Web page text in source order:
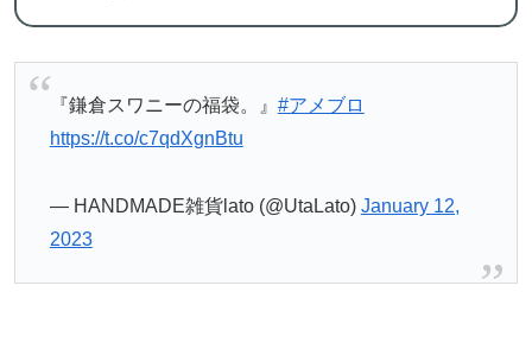
『鎌倉スワニーの福袋。』 #アメブロ
https://t.co/c7qdXgnBtu
— HANDMADE雑貨lato (@UtaLato) January 12,
2023